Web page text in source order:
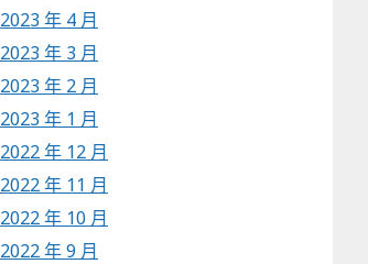
2023 年 4 月
2023 年 3 月
2023 年 2 月
2023 年 1 月
2022 年 12 月
2022 年 11 月
2022 年 10 月
2022 年 9 月